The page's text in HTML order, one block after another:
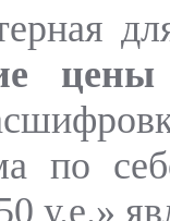
по
у.е.»